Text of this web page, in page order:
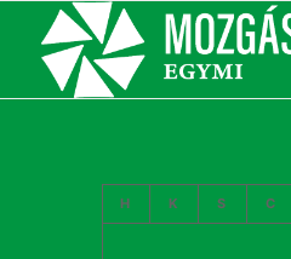
H K S C